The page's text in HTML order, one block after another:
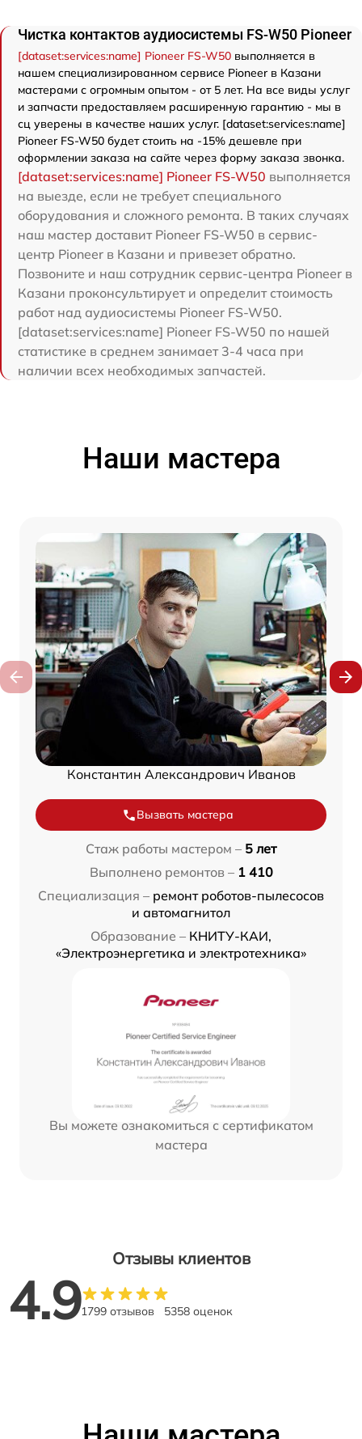
Чистка контактов аудиосистемы FS-W50 Pioneer
[dataset:services:name] Pioneer FS-W50 выполняется в
нашем специализированном сервисе Pioneer в Казани
мастерами с огромным опытом - от 5 лет. На все виды услуг
и запчасти предоставляем расширенную гарантию - мы в
сц уверены в качестве наших услуг. [dataset:services:name]
Pioneer FS-W50 будет стоить на -15% дешевле при
оформлении заказа на сайте через форму заказа звонка.
[dataset:services:name] Pioneer FS-W50 выполняется
на выезде, если не требует специального
оборудования и сложного ремонта. В таких случаях
наш мастер доставит Pioneer FS-W50 в сервис-
центр Pioneer в Казани и привезет обратно.
Позвоните и наш сотрудник сервис-центра Pioneer в
Казани проконсультирует и определит стоимость
работ над аудиосистемы Pioneer FS-W50.
[dataset:services:name] Pioneer FS-W50 по нашей
статистике в среднем занимает 3-4 часа при
наличии всех необходимых запчастей.
Наши мастера
Константин Александрович Иванов
Вызвать мастера
Стаж работы мастером – 5 лет
Выполнено ремонтов – 1 410
Специализация – ремонт роботов-пылесосов
и автомагнитол
Образование – КНИТУ-КАИ,
«Электроэнергетика и электротехника»
Вы можете ознакомиться с сертификатом
мастера
Отзывы клиентов
4.91799 отзывов 5358 оценок